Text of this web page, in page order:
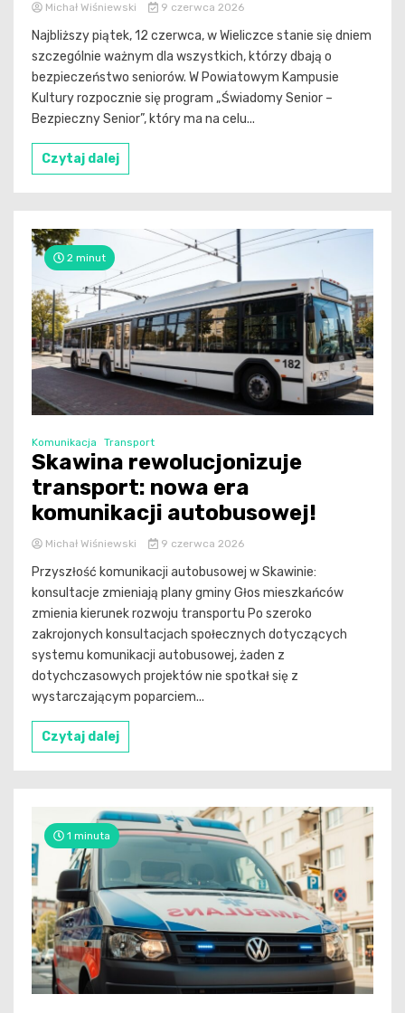
Michał Wiśniewski 9 czerwca 2026
Najbliższy piątek, 12 czerwca, w Wieliczce stanie się dniem
szczególnie ważnym dla wszystkich, którzy dbają o
bezpieczeństwo seniorów. W Powiatowym Kampusie
Kultury rozpocznie się program „Świadomy Senior –
Bezpieczny Senior”, który ma na celu...
Czytaj dalej
2 minut
Komunikacja Transport
Skawina rewolucjonizuje
transport: nowa era
komunikacji autobusowej!
Michał Wiśniewski 9 czerwca 2026
Przyszłość komunikacji autobusowej w Skawinie:
konsultacje zmieniają plany gminy Głos mieszkańców
zmienia kierunek rozwoju transportu Po szeroko
zakrojonych konsultacjach społecznych dotyczących
systemu komunikacji autobusowej, żaden z
dotychczasowych projektów nie spotkał się z
wystarczającym poparciem...
Czytaj dalej
1 minuta